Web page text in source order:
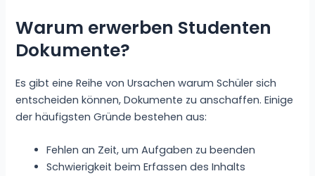
Warum erwerben Studenten
Dokumente?
Es gibt eine Reihe von Ursachen warum Schüler sich
entscheiden können, Dokumente zu anschaffen. Einige
der häufigsten Gründe bestehen aus:
Fehlen an Zeit, um Aufgaben zu beenden
Schwierigkeit beim Erfassen des Inhalts